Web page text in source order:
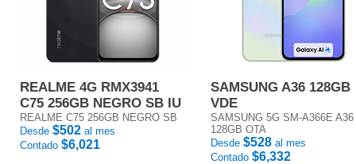
REALME 4G RMX3941
C75 256GB NEGRO SB IU
REALME C75 256GB NEGRO SB
Desde $502 al mes
Contado $6,021
SAMSUNG A36 128GB
VDE
SAMSUNG 5G SM-A366E A36
128GB OTA
Desde $528 al mes
Contado $6,332